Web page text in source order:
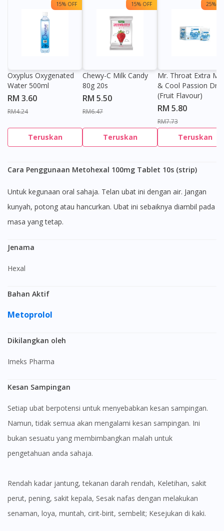
15% OFF
Oxyplus Oxygenated
Water 500ml
RM 3.60
RM4.24
Teruskan
15% OFF
Chewy-C Milk Candy
80g 20s
RM 5.50
RM6.47
Teruskan
25%
Mr. Throat Extra
& Cool Passion
(Fruit Flavour)
RM 5.80
RM7.73
Teruskan
Cara Penggunaan Metohexal 100mg Tablet 10s (strip)
Untuk kegunaan oral sahaja. Telan ubat ini dengan air. Jangan
kunyah, potong atau hancurkan. Ubat ini sebaiknya diambil pada
masa yang tetap.
Jenama
Hexal
Bahan Aktif
Metoprolol
Dikilangkan oleh
Imeks Pharma
Kesan Sampingan
Setiap ubat berpotensi untuk menyebabkan kesan sampingan.
Namun, tidak semua akan mengalami kesan sampingan. Ini
bukan sesuatu yang membimbangkan malah untuk
pengetahuan anda sahaja.
Rendah kadar jantung, tekanan darah rendah, Keletihan, sakit
perut, pening, sakit kepala, Sesak nafas dengan melakukan
senaman, loya, muntah, cirit-birit, sembelit; Kesejukan di kaki.